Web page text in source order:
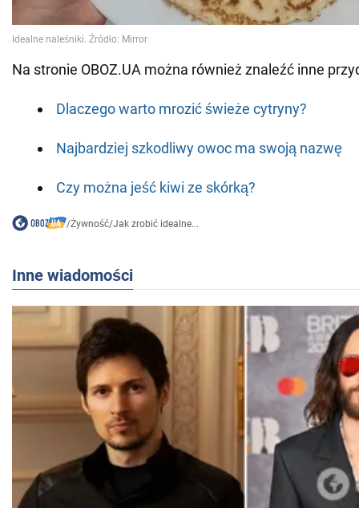
Na stronie OBOZ.UA można również znaleźć inne
Dlaczego warto mrozić świeże cytryny?
Najbardziej szkodliwy owoc ma swoją nazwę
Czy można jeść kiwi ze skórką?
/Żywność/Jak zrobić idealne...
Inne wiadomości